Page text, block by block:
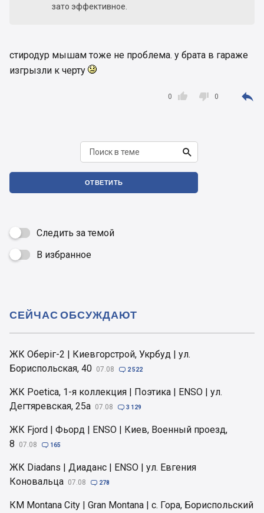
зато эффективное.
стиродур мышам тоже не проблема. у брата в гараже
изгрызли к черту

0  0 

ОТВЕТИТЬ
Следить за темой
 В избранное
ЖК Оберіг-2 | Киевгорстрой, Укрбуд | ул.
Бориспольская, 40 07.08  2 522
ЖК Poetica, 1-я коллекция | Поэтика | ENSO | ул.
Дегтяревская, 25а 07.08  3 129
ЖК Fjord | Фьорд | ENSO | Киев, Военный проезд,
8
07.08  165
ЖК Diadans | Диаданс | ENSO | ул. Евгения
Коновальца 07.08  278
КМ Montana City | Gran Montana | с. Гора, Бориспольский
СЕЙЧАС ОБСУЖДАЮТ